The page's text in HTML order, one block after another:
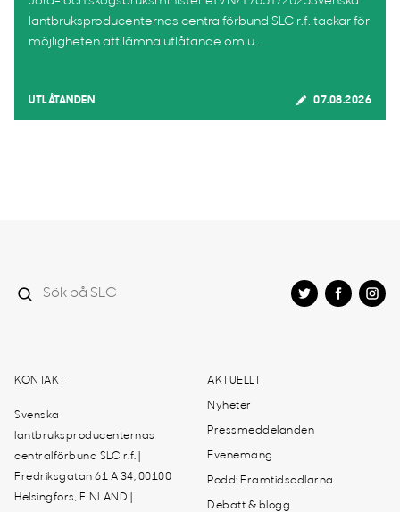
lantbruksproducenternas centralförbund SLC r.f. tackar för
möjligheten att lämna utlåtande om u...
UTLÅTANDEN 07.08.2026
KONTAKT
Svenska
lantbruksproducenternas
centralförbund SLC r.f. |
Fredriksgatan 61 A 34, 00100
Helsingfors, FINLAND |
AKTUELLT
Nyheter
Pressmeddelanden
Evenemang
Podd: Framtidsodlarna
Debatt & blogg